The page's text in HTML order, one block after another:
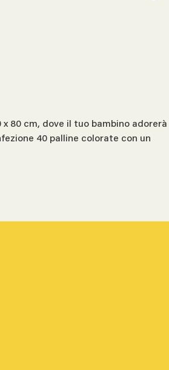
80 cm, dove il tuo bambino adorerà
40 palline colorate con un